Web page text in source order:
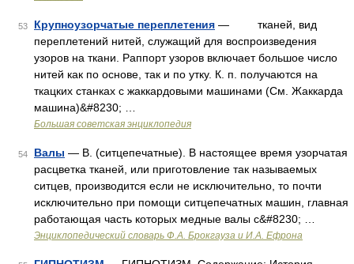
53 Крупноузорчатые переплетения — тканей, вид
переплетений нитей, служащий для воспроизведения
узоров на ткани. Раппорт узоров включает большое число
нитей как по основе, так и по утку. К. п. получаются на
ткацких станках с жаккардовыми машинами (См. Жаккарда
машина)&#8230; …
Большая советская энциклопедия
54 Валы — В. (ситцепечатные). В настоящее время узорчатая
расцветка тканей, или приготовление так называемых
ситцев, производится если не исключительно, то почти
исключительно при помощи ситцепечатных машин, главная
работающая часть которых медные валы с&#8230; …
Энциклопедический словарь Ф.А. Брокгауза и И.А. Ефрона